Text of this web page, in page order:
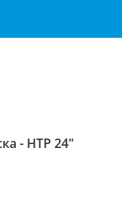
- НТР 24"